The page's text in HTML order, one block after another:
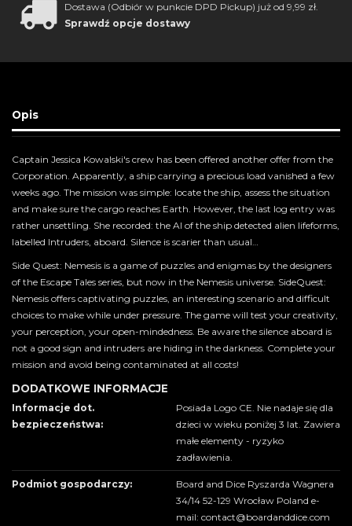
Dostawa (Odbiór w punkcie DPD Pickup) już od 9,99 zł.
Sprawdź opcje dostawy
Opis
Captain Jessica Kowalski's crew has been offered another offer from the
Corporation. Apparently, a ship carrying a precious load vanished a few
weeks ago. The mission was simple: locate the ship, assess the situation
and make sure the cargo reaches Earth. However, the last log entry was
rather unsettling. She recorded: the AI of the ship detected alien lifeforms,
labelled Intruders, aboard. Silence is scarier than usual…
Side Quest: Nemesis is a game of puzzles and enigmas by the designers
of the Escape Tales series, but now in the Nemesis universe. SideQuest:
Nemesis offers captivating puzzles, an interesting scenario and difficult
choices to make while under pressure. The game will test your creativity,
your perception, your open-mindedness. Be aware the silence aboard is
not a good sign and intruders are hiding in the darkness. Complete your
mission and avoid being contaminated at all costs!
DODATKOWE INFORMACJE
Informacje dot.
bezpieczeństwa:
Posiada Logo CE. Nie nadaje się dla
dzieci w wieku poniżej 3 lat. Zawiera
małe elementy - ryzyko
zadławienia.
Podmiot gospodarczy:
Board and Dice Ryszarda Wagnera
34/14 52-129 Wrocław Poland e-
mail: contact@boardanddice.com